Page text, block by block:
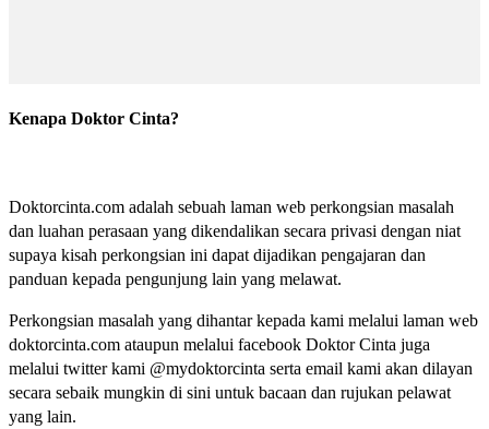
Kenapa Doktor Cinta?
Doktorcinta.com adalah sebuah laman web perkongsian masalah
dan luahan perasaan yang dikendalikan secara privasi dengan niat
supaya kisah perkongsian ini dapat dijadikan pengajaran dan
panduan kepada pengunjung lain yang melawat.
Perkongsian masalah yang dihantar kepada kami melalui laman web
doktorcinta.com ataupun melalui facebook Doktor Cinta juga
melalui twitter kami @mydoktorcinta serta email kami akan dilayan
secara sebaik mungkin di sini untuk bacaan dan rujukan pelawat
yang lain.